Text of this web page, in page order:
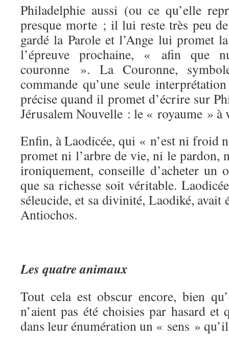
Philadelphie aussi (ou ce qu’elle
presque morte ; il lui reste très peu
gardé la Parole et l’Ange lui promet
l’épreuve prochaine, « afin que
couronne ». La Couronne,
commande qu’une seule
précise quand il promet d’écrire sur
Jérusalem Nouvelle : le « royaume » à
Enfin, à Laodicée, qui « n’est ni froid
promet ni l’arbre de vie, ni le
ironiquement, conseille d’acheter un
que sa richesse soit véritable.
séleucide, et sa divinité, Laodiké, avait
Antiochos.
Les quatre animaux
Tout cela est obscur encore, bien
n’aient pas été choisies par hasard et
dans leur énumération un « sens »